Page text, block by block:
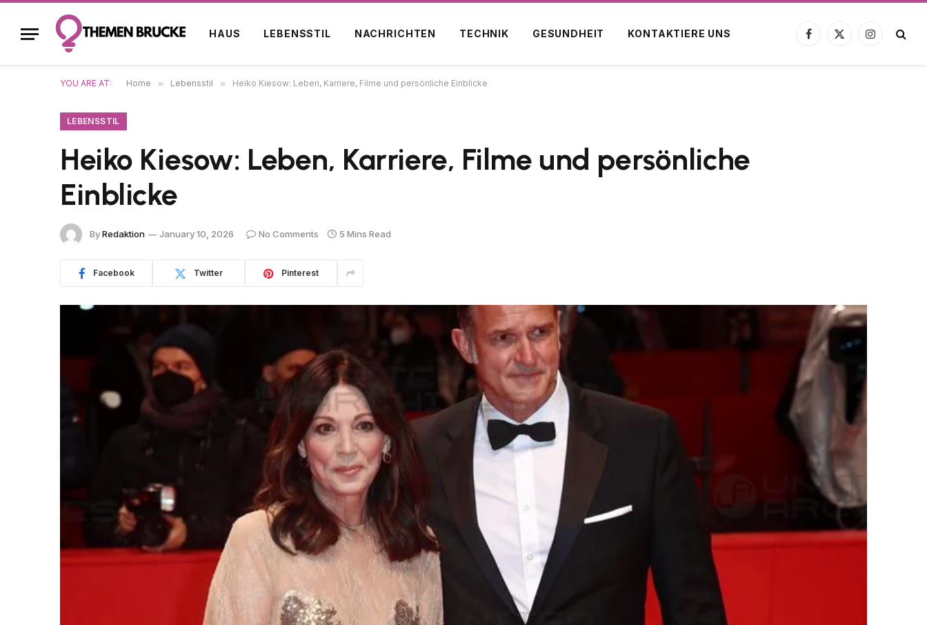
HAUS LEBENSSTIL NACHRICHTEN TECHNIK GESUNDHEIT KONTAKTIERE UNS
Facebook
X
Instagram
YOU ARE AT: Home » Lebensstil » Heiko Kiesow: Leben, Karriere, Filme und persönliche Einblicke
LEBENSSTIL
Heiko Kiesow: Leben, Karriere, Filme und persönliche
Einblicke
ByRedaktion January 10, 2026 No Comments 5 Mins Read
Facebook Twitter Pinterest